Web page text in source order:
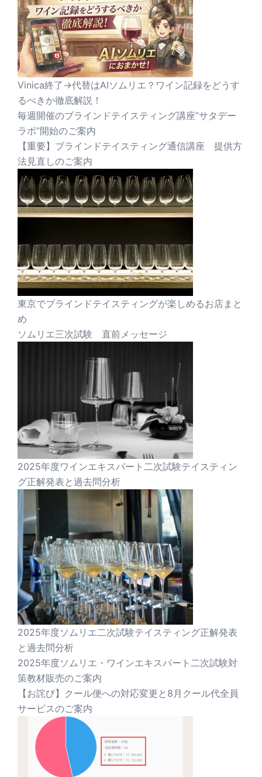
Vinica終了→代替はAIソムリエ？ワイン記録をどうす
るべきか徹底解説！
毎週開催のブラインドテイスティング講座”サタデー
ラボ”開始のご案内
【重要】ブラインドテイスティング通信講座 提供方
法見直しのご案内
東京でブラインドテイスティングが楽しめるお店まと
め
ソムリエ三次試験 直前メッセージ
2025年度ワインエキスパート二次試験テイスティン
グ正解発表と過去問分析
2025年度ソムリエ二次試験テイスティング正解発表
と過去問分析
2025年度ソムリエ・ワインエキスパート二次試験対
策教材販売のご案内
【お詫び】クール便への対応変更と8月クール代全員
サービスのご案内